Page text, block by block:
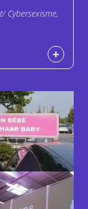
Cybersexisme,